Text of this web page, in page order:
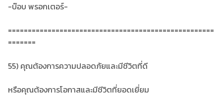
-บ๊อบ พรอกเตอร์-
====================================================
=======
55) คุณต้องการความปลอดภัยและมีชีวิตที่ดี
หรือคุณต้องการโอกาสและมีชีวิตที่ยอดเยี่ยม